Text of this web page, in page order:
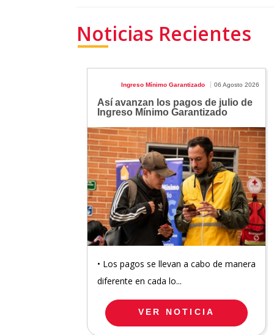
Noticias Recientes
Ingreso Mínimo Garantizado 06 Agosto 2026
Así avanzan los pagos de julio de
Ingreso Mínimo Garantizado
• Los pagos se llevan a cabo de manera
diferente en cada lo...
VER NOTICIA